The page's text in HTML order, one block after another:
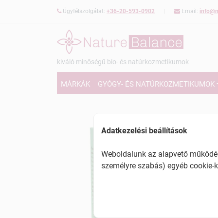
Ügyfélszolgálat: +36-20-593-0902 Email:
kiváló minőségű bio- és natúrkozmetikumok
MÁRKÁK GYÓGY- ÉS NATÚRKOZMETIKUMOK
Adatkezelési beállítások
Weboldalunk az alapvető
személyre szabás) egyéb